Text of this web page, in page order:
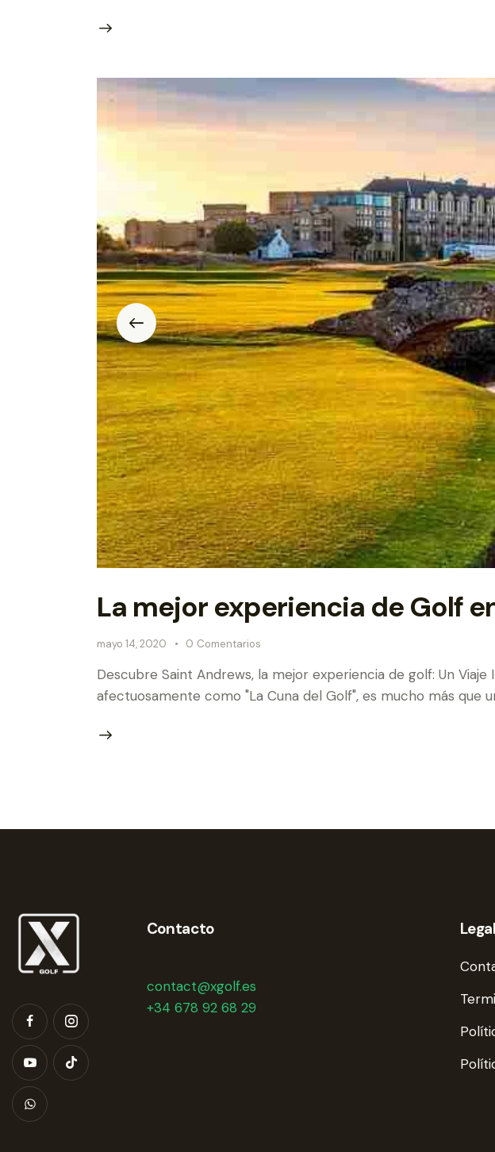
La mejor experiencia de Golf
mayo 14, 2020 0 Comentarios
Descubre Saint Andrews, la mejor experiencia de golf: Un
afectuosamente como "La Cuna del Golf", es mucho más que
Contacto
contact@xgolf.es
+34 678 92 68 29